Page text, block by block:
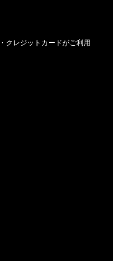
クレジットカードがご利用